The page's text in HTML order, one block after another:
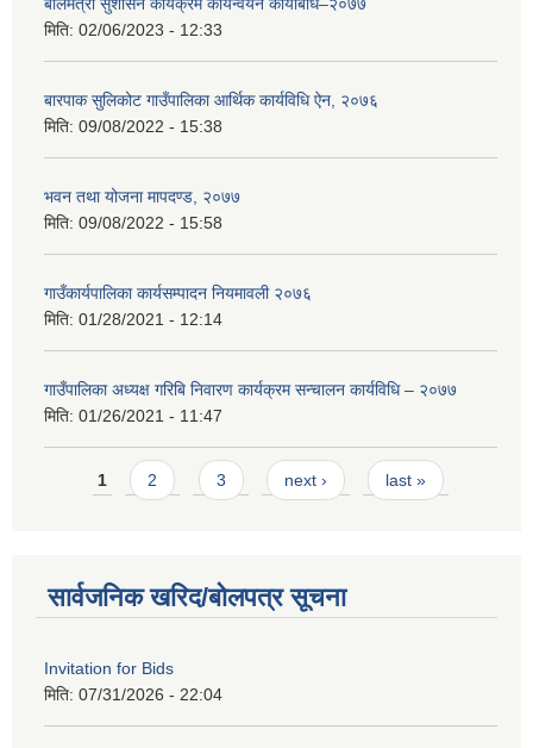
मिति: 02/06/2023 - 12:33
बारपाक सुलिकोट गाउँपालिका आर्थिक कार्यविधि ऐन, २०७६
मिति: 09/08/2022 - 15:38
भवन तथा योजना मापदण्ड, २०७७
मिति: 09/08/2022 - 15:58
गाउँकार्यपालिका कार्यसम्पादन नियमावली २०७६
मिति: 01/28/2021 - 12:14
गाउँपालिका अध्यक्ष गरिबि निवारण कार्यक्रम सन्चालन कार्यविधि – २०७७
मिति: 01/26/2021 - 11:47
Pages
1 2 3 next › last »
सार्वजनिक खरिद/बोलपत्र सूचना
Invitation for Bids
मिति: 07/31/2026 - 22:04